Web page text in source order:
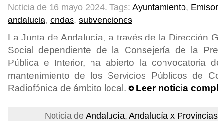
Noticia de 16 mayo 2024. Tags: Ayuntamiento,
andalucia, ondas, subvenciones
La Junta de Andalucía, a través de la Dirección
Social dependiente de la Consejería de la
Pública e Interior, ha abierto la convocatoria
mantenimiento de los Servicios Públicos de
Radiofónica de ámbito local.
Leer noticia
Noticia de Andalucía, Andalucía x Provincias